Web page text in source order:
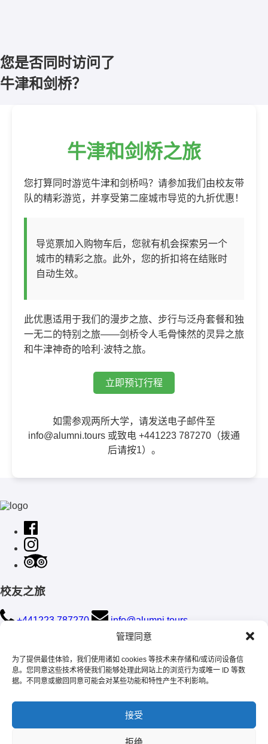
管理同意
为了提供最佳体验，我们使用诸如 cookies 等技术来存储和/或访问设备信
息。您同意这些技术将使我们能够处理此网站上的浏览行为或唯一 ID 等数
据。不同意或撤回同意可能会对某些功能和特性产生不利影响。
接受
拒绝
您是否同时访问了
牛津和剑桥？
牛津和剑桥之旅
您打算同时游览牛津和剑桥吗？请参加我们由校友带
队的精彩游览，并享受第二座城市导览的九折优惠！
导览票加入购物车后，您就有机会探索另一个
城市的精彩之旅。此外，您的折扣将在结账时
自动生效。
此优惠适用于我们的漫步之旅、步行与泛舟套餐和独
一无二的特别之旅——剑桥令人毛骨悚然的灵异之旅
和牛津神奇的哈利·波特之旅。
立即预订行程
如需参观两所大学，请发送电子邮件至
info@alumni.tours 或致电 +441223 787270（拨通
后请按1）。
校友之旅
+441223 787270 info@alumni.tours
Mailing Address:
105 Great Northern Road, Cambridge, CB1
2FY
网站地图